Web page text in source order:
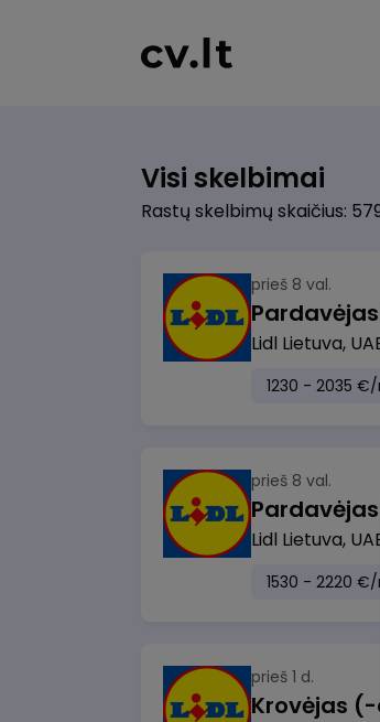
Visi skelbimai
Rastų skelbimų skaičius:
prieš 8 val.
Lidl Lietuva,
1230 - 2035
prieš 8 val.
Lidl Lietuva,
1530 - 2220 €/
prieš 1 d.